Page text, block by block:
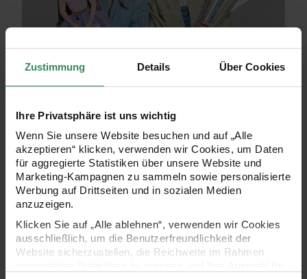
Zustimmung Details Über Cookies
Ihre Privatsphäre ist uns wichtig
Wenn Sie unsere Website besuchen und auf „Alle
akzeptieren“ klicken, verwenden wir Cookies, um Daten
für aggregierte Statistiken über unsere Website und
Marketing-Kampagnen zu sammeln sowie personalisierte
Werbung auf Drittseiten und in sozialen Medien
anzuzeigen.
Klicken Sie auf „Alle ablehnen“, verwenden wir Cookies
ausschließlich, um die Benutzerfreundlichkeit der
Website sicherzustellen, die Reichweite im Rahmen